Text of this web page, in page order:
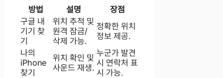
방법
설명
장점
구글 내
기기 찾
기
위치 추적 및
원격 잠금/
삭제 가능.
정확한 위치
정보 제공.
나의
iPhone
찾기
위치 확인 및
사운드 재생.
누군가 발견
시 연락처 표
시 가능.